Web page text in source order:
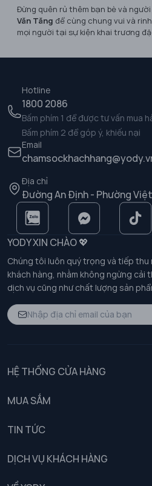
Đừng quên rủ thêm bạn bè và
Văn Tăng để cùng chung vui và
mọi người tại sự kiện khai trương
Hotline
1800 2086
Bấm phím 1 để được tư vấn mua
Bấm phím 2 để góp ý, khiếu nại
Email
Địa chỉ
Đường An Định - Phường
YODY XIN CHÀO 💖
Chúng tôi luôn quý trọng và tiếp
khách hàng, nhằm không ngừng cải
dịch vụ cũng như chất lượng sản
HỆ THỐNG CỬA HÀNG
MUA SẮM
TIN TỨC
DỊCH VỤ KHÁCH HÀNG
Chính sách khách hàng thân thiết